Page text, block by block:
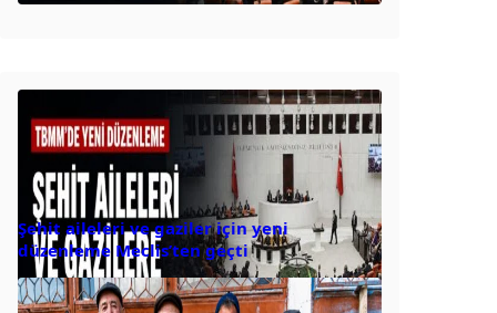
Şehit aileleri ve gaziler için yeni
düzenleme Meclis’ten geçti